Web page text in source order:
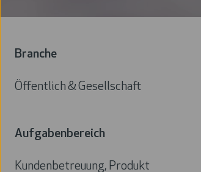
Branche
Öffentlich & Gesellschaft
Aufgabenbereich
Kundenbetreuung, Produkt